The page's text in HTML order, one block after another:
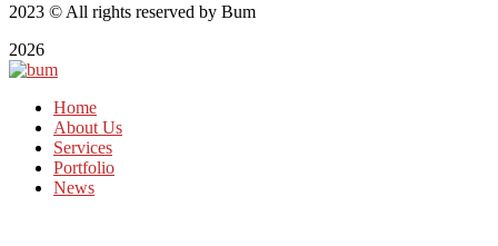
2023 © All rights reserved by Bum
2026
Home
About Us
Services
Portfolio
News